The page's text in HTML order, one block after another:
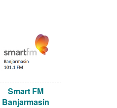
Smart FM
Banjarmasin